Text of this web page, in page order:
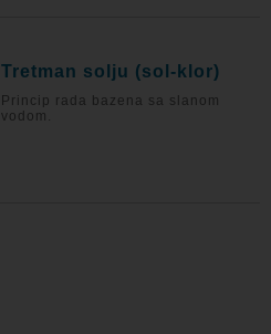
Tretman solju (sol-klor)
Princip rada bazena sa slanom
vodom.